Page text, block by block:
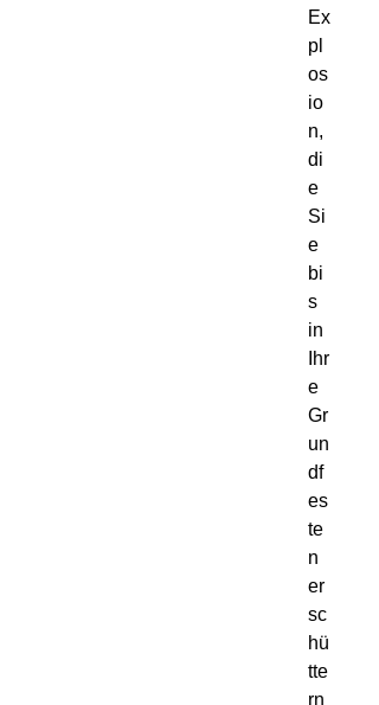
Ex
pl
os
io
n,
di
e
Si
e
bi
s
in
Ihr
e
Gr
un
df
es
te
n
er
sc
hü
tte
rn